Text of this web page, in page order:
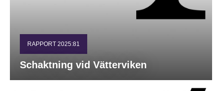
RAPPORT 2025:81
Schaktning vid Vätterviken